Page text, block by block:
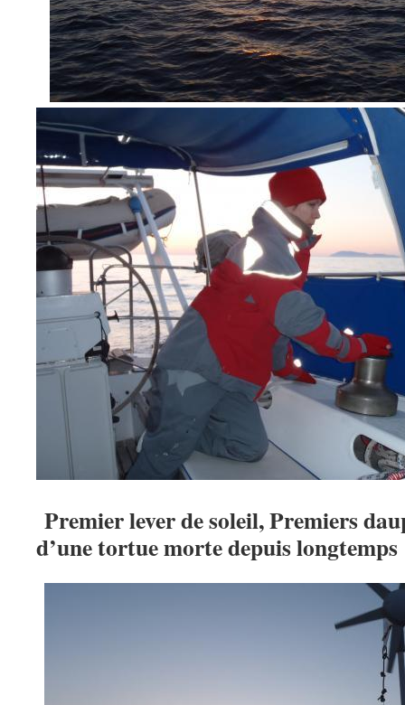
Premier lever de soleil, Premiers
d’une tortue morte depuis longtemps